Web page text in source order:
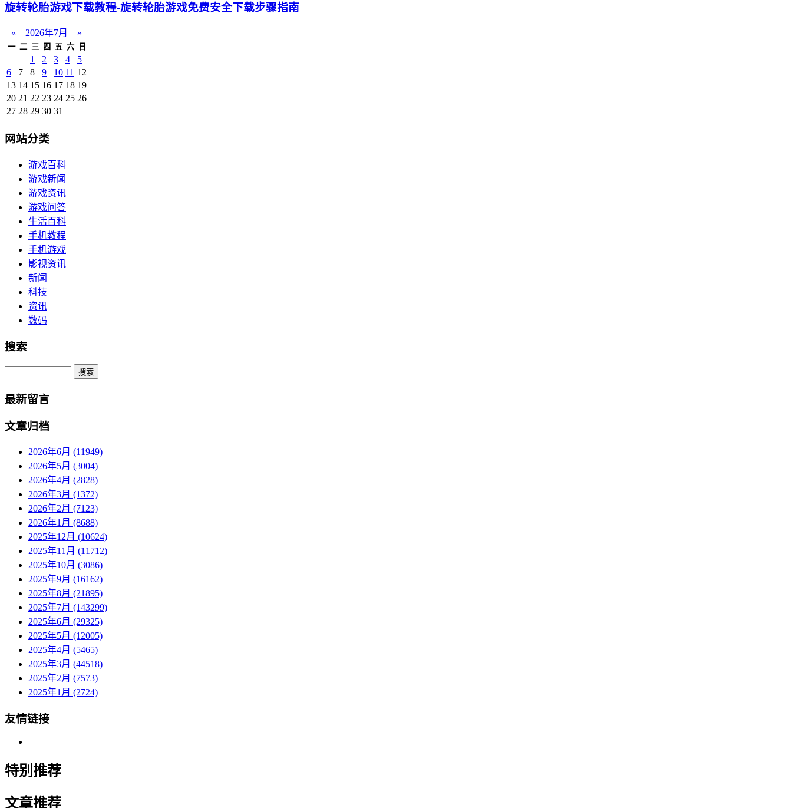
旋转轮胎游戏下载教程-旋转轮胎游戏免费安全下载步骤指南
« 2026年7月 »
一 二 三 四 五 六 日
1 2 3 4
5
6
7 8 9 10 11 12
13 14 15 16 17 18 19
20 21 22 23 24 25 26
27 28 29 30 31
网站分类
游戏百科
游戏新闻
游戏资讯
游戏问答
生活百科
手机教程
手机游戏
影视资讯
新闻
科技
资讯
数码
搜索
Search
最新留言
文章归档
2026年6月 (11949)
2026年5月 (3004)
2026年4月 (2828)
2026年3月 (1372)
2026年2月 (7123)
2026年1月 (8688)
2025年12月 (10624)
2025年11月 (11712)
2025年10月 (3086)
2025年9月 (16162)
2025年8月 (21895)
2025年7月 (143299)
2025年6月 (29325)
2025年5月 (12005)
2025年4月 (5465)
2025年3月 (44518)
2025年2月 (7573)
2025年1月 (2724)
友情链接
特别推荐
文章推荐